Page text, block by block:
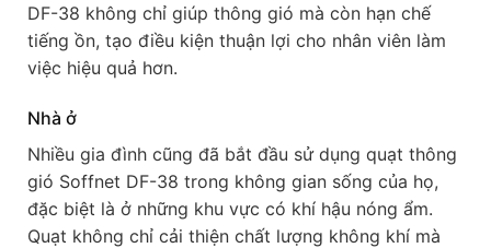
DF-38 không chỉ giúp thông gió mà còn hạn chế
tiếng ồn, tạo điều kiện thuận lợi cho nhân viên làm
việc hiệu quả hơn.
Nhà ở
Nhiều gia đình cũng đã bắt đầu sử dụng quạt thông
gió Soffnet DF-38 trong không gian sống của họ,
đặc biệt là ở những khu vực có khí hậu nóng ẩm.
Quạt không chỉ cải thiện chất lượng không khí mà